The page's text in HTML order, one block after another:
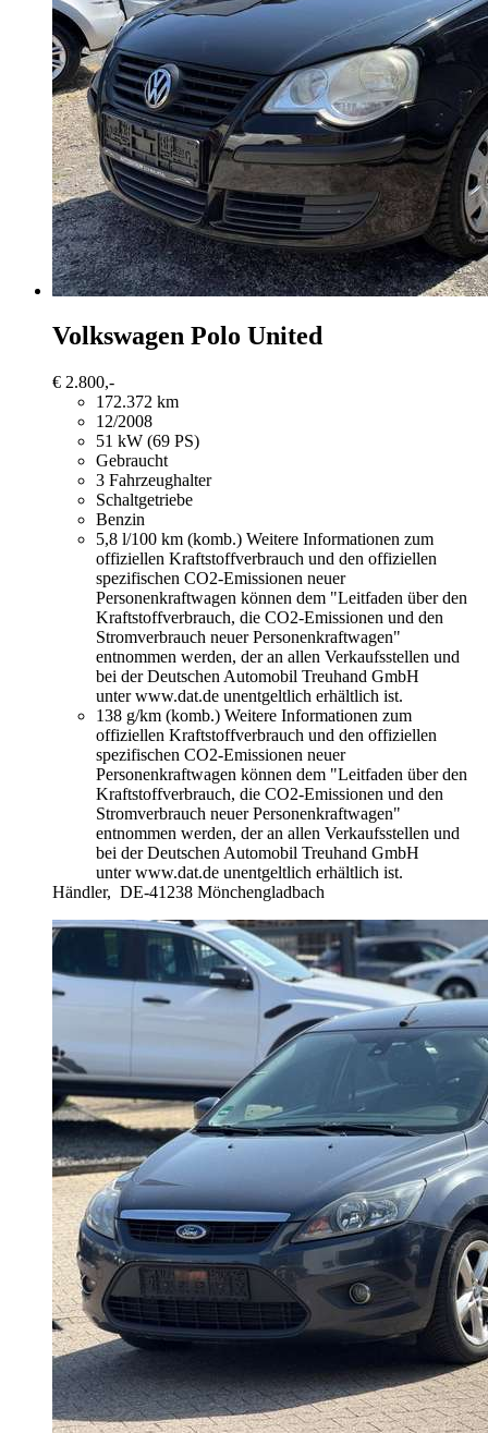
Volkswagen Polo United
€ 2.800,-
172.372 km
12/2008
51 kW (69 PS)
Gebraucht
3 Fahrzeughalter
Schaltgetriebe
Benzin
5,8 l/100 km (komb.) Weitere Informationen zum
offiziellen Kraftstoffverbrauch und den offiziellen
spezifischen CO2-Emissionen neuer
Personenkraftwagen können dem "Leitfaden über den
Kraftstoffverbrauch, die CO2-Emissionen und den
Stromverbrauch neuer Personenkraftwagen"
entnommen werden, der an allen Verkaufsstellen und
bei der Deutschen Automobil Treuhand GmbH
unter www.dat.de unentgeltlich erhältlich ist.
138 g/km (komb.) Weitere Informationen zum
offiziellen Kraftstoffverbrauch und den offiziellen
spezifischen CO2-Emissionen neuer
Personenkraftwagen können dem "Leitfaden über den
Kraftstoffverbrauch, die CO2-Emissionen und den
Stromverbrauch neuer Personenkraftwagen"
entnommen werden, der an allen Verkaufsstellen und
bei der Deutschen Automobil Treuhand GmbH
unter www.dat.de unentgeltlich erhältlich ist.
Händler, DE-41238 Mönchengladbach